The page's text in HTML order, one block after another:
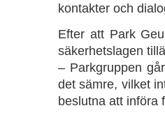
kontakter och
Efter att Park
säkerhetslagen
– Parkgruppen
det sämre, vilket
beslutna att införa